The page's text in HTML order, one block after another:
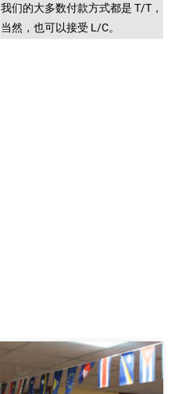
我们的大多数付款方式都是 T/T，
当然，也可以接受 L/C。